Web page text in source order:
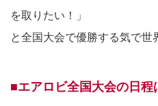
を取りたい！」
と全国大会で優勝する気で世
■エアロビ全国大会の日程